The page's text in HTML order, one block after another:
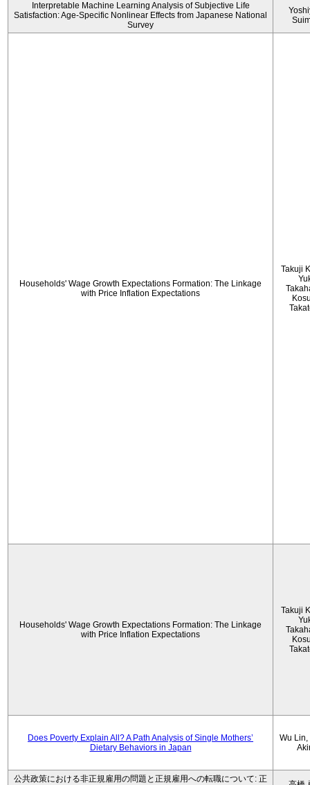
Interpretable Machine Learning Analysis of Subjective Life
Satisfaction: Age-Specific Nonlinear Effects from Japanese National
Survey
Households' Wage Growth Expectations Formation: The Linkage
with Price Inflation Expectations
Takuji
Households' Wage Growth Expectations Formation: The Linkage
with Price Inflation Expectations
Takuji
Does Poverty Explain All? A Path Analysis of Single Mothers’
Dietary Behaviors in Japan
Wu Lin,
公共政策における非正規雇用の問題と正規雇用への転職について: 正